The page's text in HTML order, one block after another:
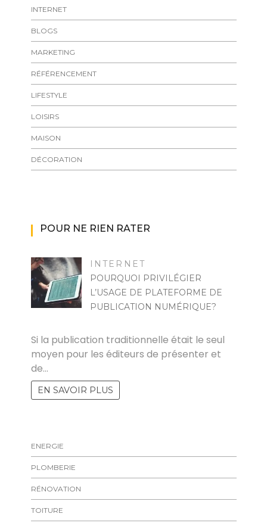
INTERNET
BLOGS
MARKETING
RÉFÉRENCEMENT
LIFESTYLE
LOISIRS
MAISON
DÉCORATION
POUR NE RIEN RATER
INTERNET
POURQUOI PRIVILÉGIER
L’USAGE DE PLATEFORME DE
PUBLICATION NUMÉRIQUE?
Si la publication traditionnelle était le seul
moyen pour les éditeurs de présenter et
de…
EN SAVOIR PLUS
ENERGIE
PLOMBERIE
RÉNOVATION
TOITURE